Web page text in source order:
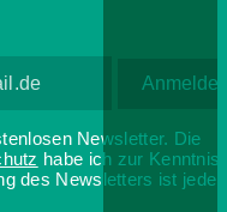
Newsletter. Die
habe ich zur Kenntnis
des Newsletters ist